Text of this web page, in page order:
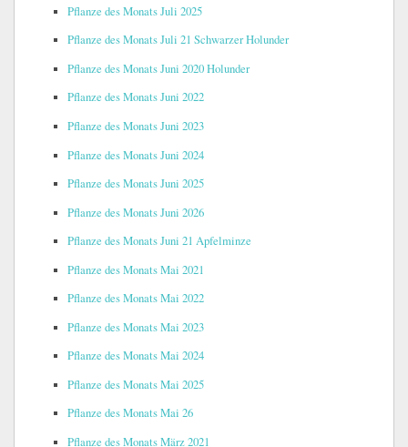
Pflanze des Monats Juli 2025
Pflanze des Monats Juli 21 Schwarzer Holunder
Pflanze des Monats Juni 2020 Holunder
Pflanze des Monats Juni 2022
Pflanze des Monats Juni 2023
Pflanze des Monats Juni 2024
Pflanze des Monats Juni 2025
Pflanze des Monats Juni 2026
Pflanze des Monats Juni 21 Apfelminze
Pflanze des Monats Mai 2021
Pflanze des Monats Mai 2022
Pflanze des Monats Mai 2023
Pflanze des Monats Mai 2024
Pflanze des Monats Mai 2025
Pflanze des Monats Mai 26
Pflanze des Monats März 2021